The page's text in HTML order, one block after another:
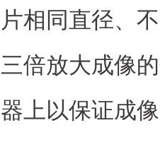
片相同直径、
三倍放大成像
器上以保证成